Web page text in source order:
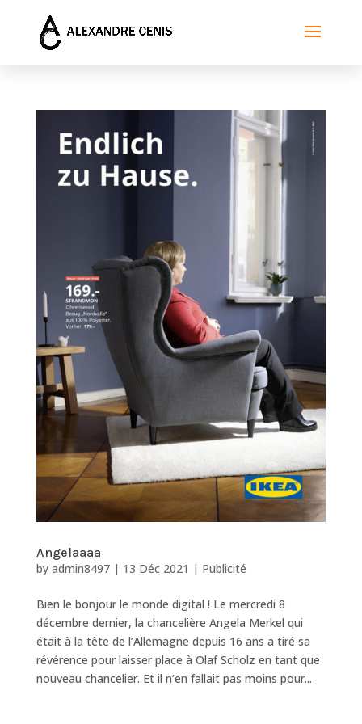
Angelaaaa
by admin8497| 13 Déc 2021 | Publicité
Bien le bonjour le monde digital ! Le mercredi 8
décembre dernier, la chancelière Angela Merkel qui
était à la tête de l’Allemagne depuis 16 ans a tiré sa
révérence pour laisser place à Olaf Scholz en tant que
nouveau chancelier. Et il n’en fallait pas moins pour...